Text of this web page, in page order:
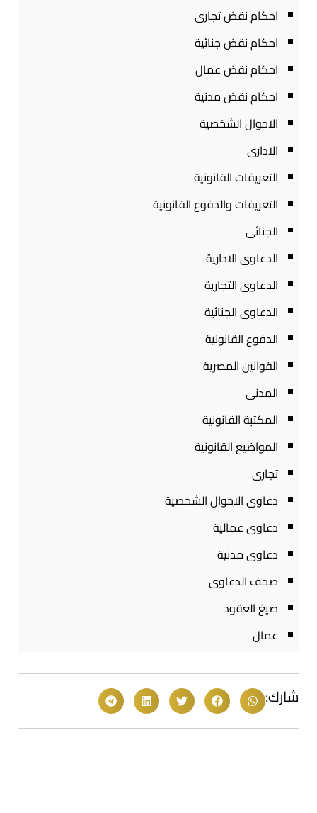
احكام نقض تجارى
احكام نقض جنائية
احكام نقض عمال
احكام نقض مدنية
الاحوال الشخصية
الادارى
التعريفات القانونية
التعريفات والدفوع القانونية
الجنائى
الدعاوى الادارية
الدعاوى التجارية
الدعاوى الجنائية
الدفوع القانونية
القوانين المصرية
المدنى
المكتبة القانونية
المواضيع القانونية
تجارى
دعاوى الاحوال الشخصية
دعاوى عمالية
دعاوى مدنية
صحف الدعاوى
صيغ العقود
عمال
شارك: